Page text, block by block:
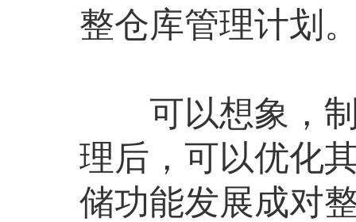
整仓库管理计划
可以想象，制
理后，可以优化
储功能发展成对